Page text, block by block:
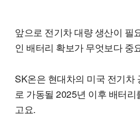
앞으로 전기차 대량 생산이 필
인 배터리 확보가 무엇보다 중
SK온은 현대차의 미국 전기차
로 가동될 2025년 이후 배터리
고요.